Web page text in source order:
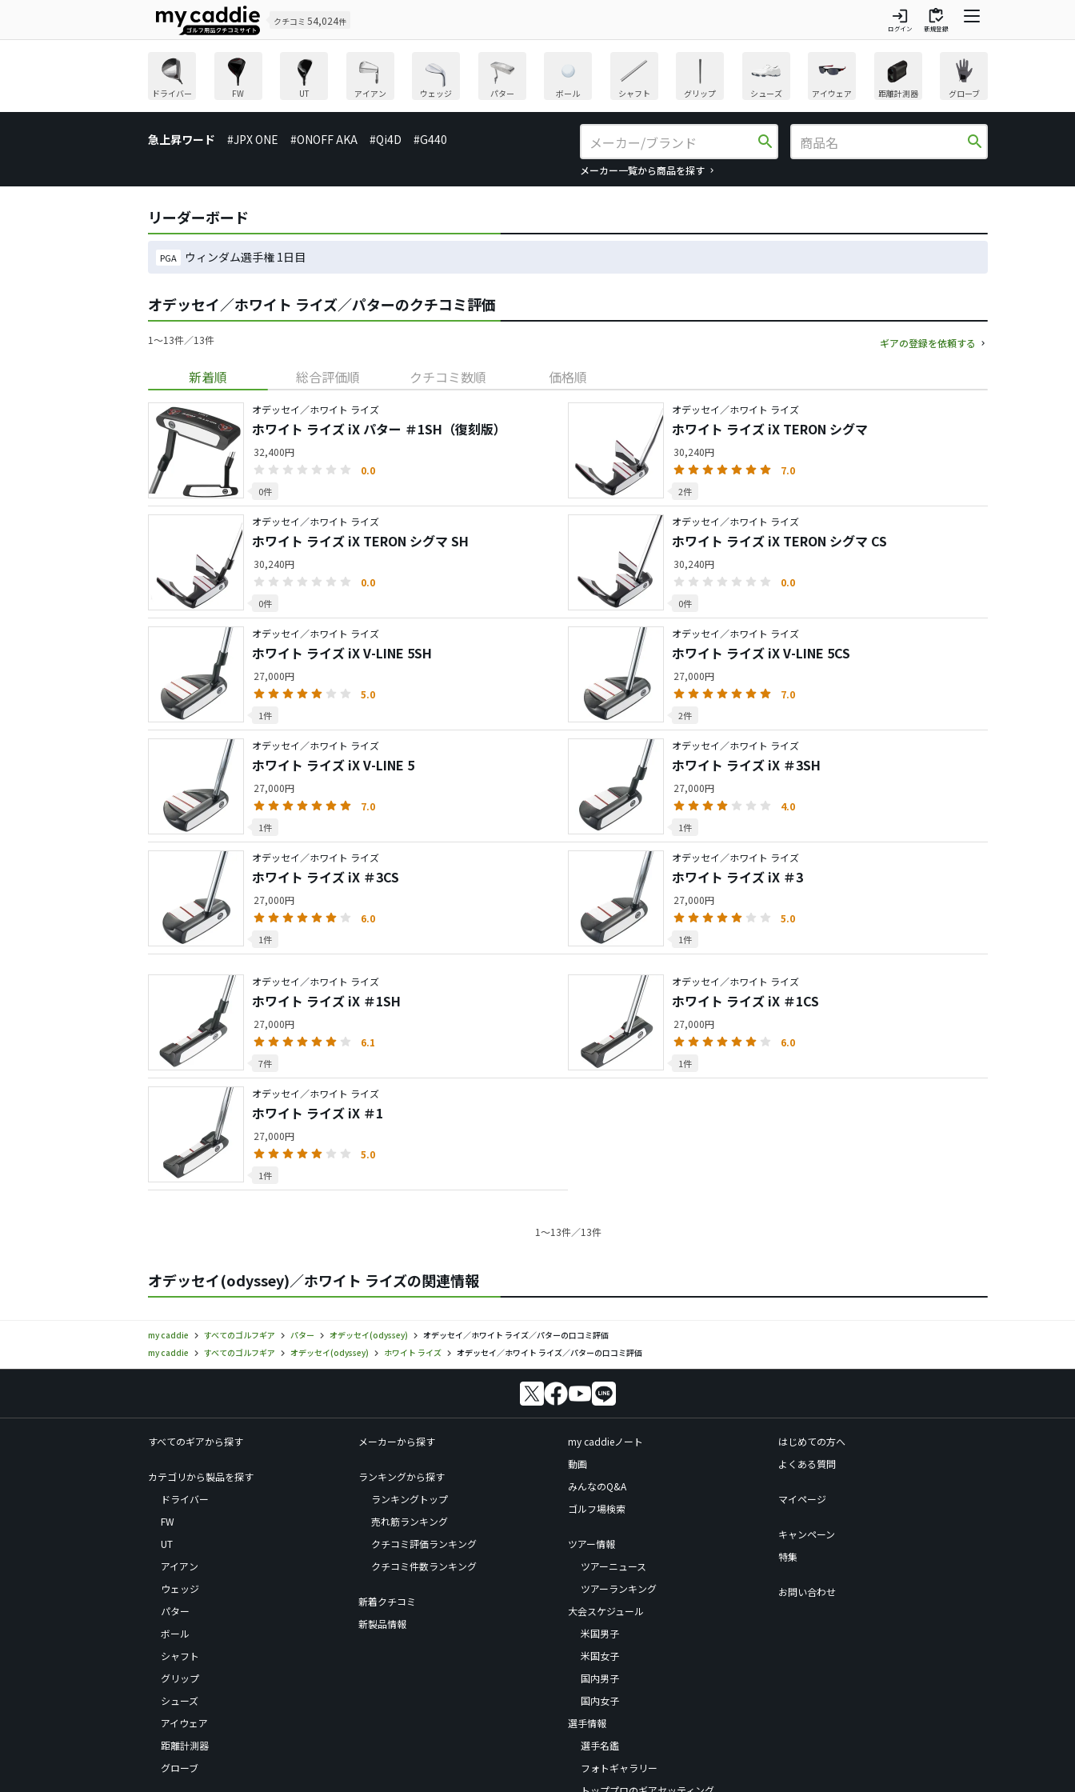
クチコミ 54,024件 login
ログイン
inventory
新規登録
ドライバー FW UT アイアン ウェッジ パター ボール シャフト グリップ シューズ アイウェア 距離計測器 グローブ
急上昇ワード #JPX ONE #ONOFF AKA #Qi4D #G440 search
メーカー一覧から商品を探す
search
リーダーボード
PGA ウィンダム選手権 1日目
オデッセイ／ホワイト ライズ／パターのクチコミ評価
1〜13件／13件 ギアの登録を依頼する
新着順 総合評価順 クチコミ数順 価格順
オデッセイ／ホワイト ライズ
ホワイト ライズ iX パター ＃1SH（復刻版）
32,400円
0.0
0件
オデッセイ／ホワイト ライズ
ホワイト ライズ iX TERON シグマ
30,240円
7.0
2件
オデッセイ／ホワイト ライズ
ホワイト ライズ iX TERON シグマ SH
30,240円
0.0
0件
オデッセイ／ホワイト ライズ
ホワイト ライズ iX TERON シグマ CS
30,240円
0.0
0件
オデッセイ／ホワイト ライズ
ホワイト ライズ iX V-LINE 5SH
27,000円
5.0
1件
オデッセイ／ホワイト ライズ
ホワイト ライズ iX V-LINE 5CS
27,000円
7.0
2件
オデッセイ／ホワイト ライズ
ホワイト ライズ iX V-LINE 5
27,000円
7.0
1件
オデッセイ／ホワイト ライズ
ホワイト ライズ iX ＃3SH
27,000円
4.0
1件
オデッセイ／ホワイト ライズ
ホワイト ライズ iX ＃3CS
27,000円
6.0
1件
オデッセイ／ホワイト ライズ
ホワイト ライズ iX ＃3
27,000円
5.0
1件
オデッセイ／ホワイト ライズ
ホワイト ライズ iX ＃1SH
27,000円
6.1
7件
オデッセイ／ホワイト ライズ
ホワイト ライズ iX ＃1CS
27,000円
6.0
1件
オデッセイ／ホワイト ライズ
ホワイト ライズ iX ＃1
27,000円
5.0
1件
1〜13件／13件
オデッセイ(odyssey)／ホワイト ライズの関連情報
my caddie すべてのゴルフギア パター オデッセイ(odyssey)
オデッセイ／ホワイト ライズ／パターの口コミ評価
my caddie
すべてのゴルフギア オデッセイ(odyssey) ホワイト ライズ オデッセイ／ホワイト ライズ／パターの口コミ評価
すべてのギアから探す
カテゴリから製品を探す
ドライバー
FW
UT
アイアン
ウェッジ
パター
ボール
シャフト
グリップ
シューズ
アイウェア
距離計測器
グローブ
メーカーから探す
ランキングから探す
ランキングトップ
売れ筋ランキング
クチコミ評価ランキング
クチコミ件数ランキング
新着クチコミ
新製品情報
my caddieノート
動画
みんなのQ&A
ゴルフ場検索
ツアー情報
ツアーニュース
ツアーランキング
大会スケジュール
米国男子
米国女子
国内男子
国内女子
選手情報
選手名鑑
フォトギャラリー
はじめての方へ
よくある質問
マイページ
キャンペーン
特集
お問い合わせ